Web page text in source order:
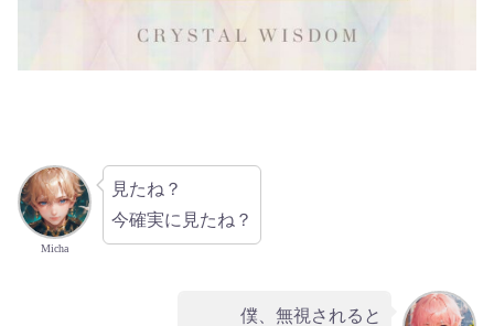
Micha
見たね？
今確実に見たね？
僕、無視されると